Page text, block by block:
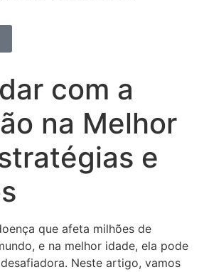
com a
na Melhor
e
que afeta milhões de
e na melhor idade, ela pode
Neste artigo, vamos